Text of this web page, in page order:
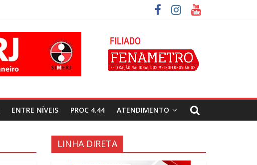
ENTRE NÍVEIS PROC 4.44 ATENDIMENTO
LINHA DIRETA